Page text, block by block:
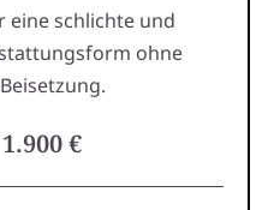
eine schlichte und
ohne
€